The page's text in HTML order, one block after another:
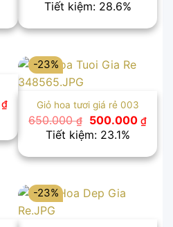
là:
500.000 ₫.
là:
là:
Tiết kiệm: 28.6%
₫Giá
hiện
là:
500.000 ₫.
-23%
Giỏ hoa tươi giá rẻ 003
650.000₫
Giá
gốc
là:
500.000 ₫Giá
hiện
là:
Tiết kiệm: 23.1%
-23%